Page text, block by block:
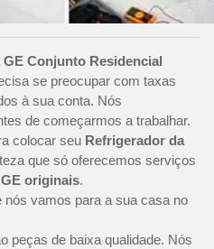
Conjunto Residencial
se preocupar com taxas
à sua conta. Nós
de começarmos a trabalhar.
colocar seu Refrigerador da
que só oferecemos serviços
originais.
nós vamos para a sua casa no
peças de baixa qualidade. Nós